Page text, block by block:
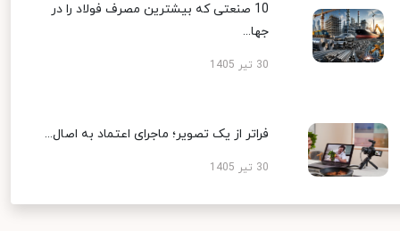
10 صنعتی که بیشترین مصرف فولاد را در
جها...
30 تیر 1405
فراتر از یک تصویر؛ ماجرای اعتماد به اصال...
30 تیر 1405